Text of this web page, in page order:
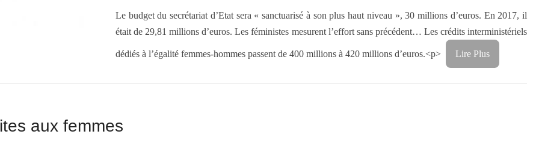
Le budget du secrétariat d’Etat sera « sanctuarisé à son plus haut niveau », 30 millions d’euros. En 2017, il
était de 29,81 millions d’euros. Les féministes mesurent l’effort sans précédent… Les crédits interministériels
dédiés à l’égalité femmes-hommes passent de 400 millions à 420 millions d’euros.<p> Lire Plus
aux femmes